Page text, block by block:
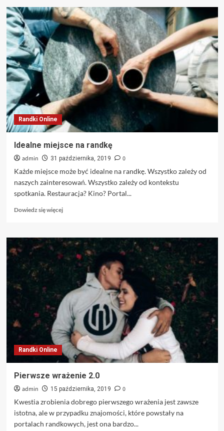
o
Kto
ma
zrobić
pierwszy
krok?
Randki Online
Idealne miejsce na randkę
admin 31 października, 2019
0
Każde miejsce może być idealne na randkę. Wszystko zależy od
naszych zainteresowań. Wszystko zależy od kontekstu
spotkania. Restauracja? Kino? Portal...
Dowiedz się więcejDowiedz
o
Idealne
miejsce
Randki Online
Pierwsze wrażenie 2.0
admin 15 października, 2019
0
Kwestia zrobienia dobrego pierwszego wrażenia jest zawsze
istotna, ale w przypadku znajomości, które powstały na
portalach randkowych, jest ona bardzo...